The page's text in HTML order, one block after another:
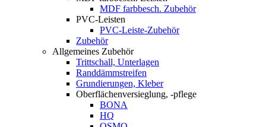
MDF farbbesch. Zubehör
PVC-Leisten
PVC-Leiste-Zubehör
Zubehör
Allgemeines Zubehör
Trittschall, Unterlagen
Randdämmstreifen
Grundierungen, Kleber
Oberflächenversieglung, -pflege
BONA
HQ